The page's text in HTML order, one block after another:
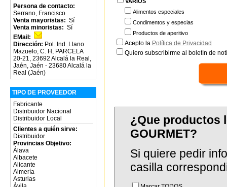
Persona de contacto:
Serrano, Francisco
Venta mayoristas: Sí
Venta minoristas: Sí
EMail:
Dirección: Pol. Ind. Llano
Mazuelo, C. H, PARCELA
20-21, 23692 Alcalá la Real,
Jaén, Jaén - 23680 Alcalá la
Real (Jaén)
TIPO DE PROVEEDOR
Fabricante
Distribuidor Nacional
Distribuidor Local
Clientes a quién sirve:
Distribuidor
Provincias Objetivo:
Álava
Albacete
Alicante
Almería
Asturias
Alimentos especiales
Condimentos y especias
Productos de aperitivo
Acepto la Política de Privacidad
Quiero subscribirme al boletín de
¿Que productos
GOURMET?
Si quiere pedir
casilla